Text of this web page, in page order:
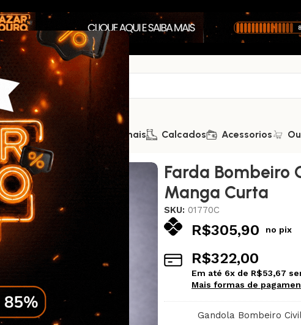
Da Saúde Kits Promocionais Calcados Acessorios
Bombeiro Civil – Slim – Manga Curta
Farda Bombeiro
Manga Curta
SKU: 01770C
R$305,90 no pix
R$322,00
Em até 6x de R$53,67
Mais formas de
Gandola Bombeiro